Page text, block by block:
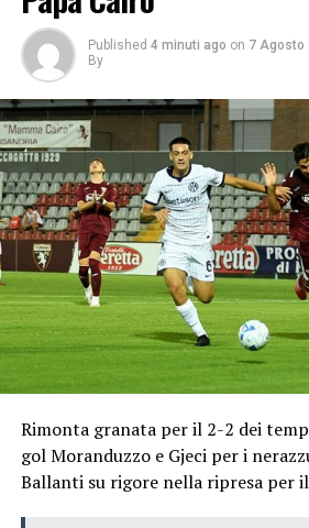
Published 4 minuti ago on 7 Agosto
By
Rimonta granata per il 2-2 dei
gol Moranduzzo e Gjeci per i
Ballanti su rigore nella ripresa per